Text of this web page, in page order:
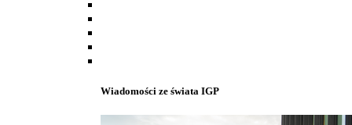
Wiadomości ze świata IGP